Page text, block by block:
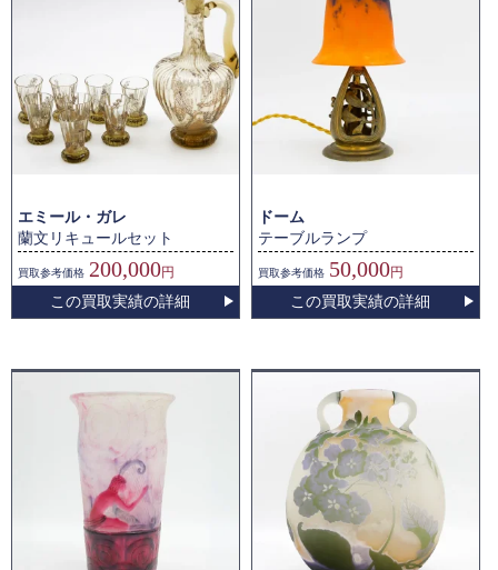
エミール・ガレ
蘭文リキュールセット
買取参考価格 200,000円
この買取実績の詳細
ドーム
テーブルランプ
買取参考価格 50,000円
この買取実績の詳細